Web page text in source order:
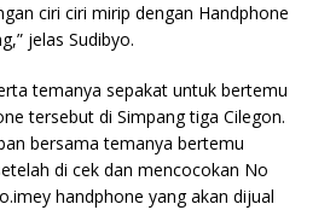
ciri ciri mirip dengan Handphone
jelas Sudibyo.
temanya sepakat untuk bertemu
tersebut di Simpang tiga Cilegon.
bersama temanya bertemu
di cek dan mencocokan No
handphone yang akan dijual